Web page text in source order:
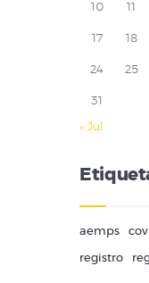
10 11
17 18
24 25
31
« Jul
aemps
registro